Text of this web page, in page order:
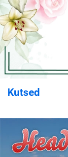
Kutsed